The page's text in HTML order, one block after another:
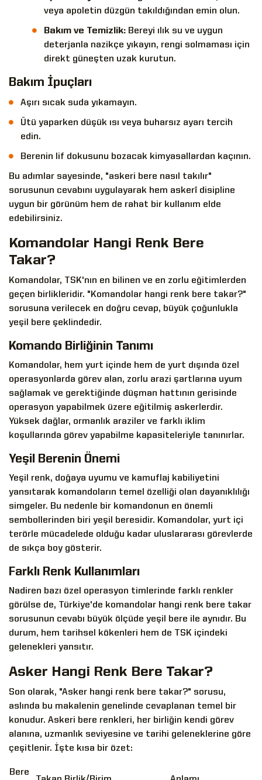
veya apoletin düzgün takıldığından emin olun.
Bakım ve Temizlik: Bereyi ılık su ve uygun
deterjanla nazikçe yıkayın, rengi solmaması için
direkt güneşten uzak kurutun.
Bakım İpuçları
Aşırı sıcak suda yıkamayın.
Ütü yaparken düşük ısı veya buharsız ayarı tercih
edin.
Berenin lif dokusunu bozacak kimyasallardan kaçının.
Bu adımlar sayesinde, "askeri bere nasıl takılır"
sorusunun cevabını uygulayarak hem askerî disipline
uygun bir görünüm hem de rahat bir kullanım elde
edebilirsiniz.
Komandolar Hangi Renk Bere
Takar?
Komandolar, TSK'nın en bilinen ve en zorlu eğitimlerden
geçen birlikleridir. "Komandolar hangi renk bere takar?"
sorusuna verilecek en doğru cevap, büyük çoğunlukla
yeşil bere şeklindedir.
Komando Birliğinin Tanımı
Komandolar, hem yurt içinde hem de yurt dışında özel
operasyonlarda görev alan, zorlu arazi şartlarına uyum
sağlamak ve gerektiğinde düşman hattının gerisinde
operasyon yapabilmek üzere eğitilmiş askerlerdir.
Yüksek dağlar, ormanlık araziler ve farklı iklim
koşullarında görev yapabilme kapasiteleriyle tanınırlar.
Yeşil Berenin Önemi
Yeşil renk, doğaya uyumu ve kamuflaj kabiliyetini
yansıtarak komandoların temel özelliği olan dayanıklılığı
simgeler. Bu nedenle bir komandonun en önemli
sembollerinden biri yeşil beresidir. Komandolar, yurt içi
terörle mücadelede olduğu kadar uluslararası görevlerde
de sıkça boy gösterir.
Farklı Renk Kullanımları
Nadiren bazı özel operasyon timlerinde farklı renkler
görülse de, Türkiye'de komandolar hangi renk bere takar
sorusunun cevabı büyük ölçüde yeşil bere ile aynıdır. Bu
durum, hem tarihsel kökenleri hem de TSK içindeki
gelenekleri yansıtır.
Asker Hangi Renk Bere Takar?
Son olarak, "Asker hangi renk bere takar?" sorusu,
aslında bu makalenin genelinde cevaplanan temel bir
konudur. Askeri bere renkleri, her birliğin kendi görev
alanına, uzmanlık seviyesine ve tarihi geleneklerine göre
çeşitlenir. İşte kısa bir özet:
Bere